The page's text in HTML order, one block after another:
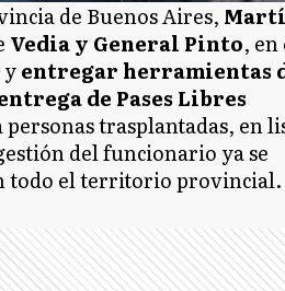
de Buenos Aires,
Vedia y General Pinto, en
yentregar herramientas
de Pases Libres
personas trasplantadas, en
del funcionario ya se
todo el territorio provincial.